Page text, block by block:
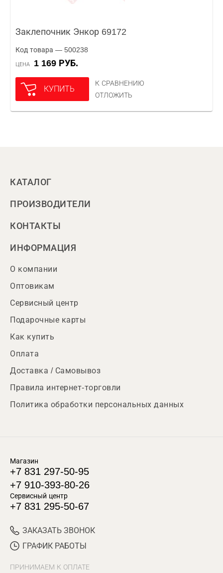
Заклепочник Энкор 69172
Код товара — 500238
ЦЕНА 1 169 РУБ.
КУПИТЬ
К СРАВНЕНИЮ
ОТЛОЖИТЬ
КАТАЛОГ
ПРОИЗВОДИТЕЛИ
КОНТАКТЫ
ИНФОРМАЦИЯ
О компании
Оптовикам
Сервисный центр
Подарочные карты
Как купить
Оплата
Доставка / Самовывоз
Правила интернет-торговли
Политика обработки персональных данных
Магазин
+7 831 297-50-95
+7 910-393-80-26
Сервисный центр
+7 831 295-50-67
ЗАКАЗАТЬ ЗВОНОК
ГРАФИК РАБОТЫ
ПРИНИМАЕМ К ОПЛАТЕ